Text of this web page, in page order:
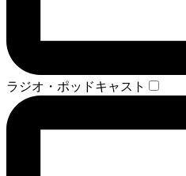
ラジオ・ポッドキャスト